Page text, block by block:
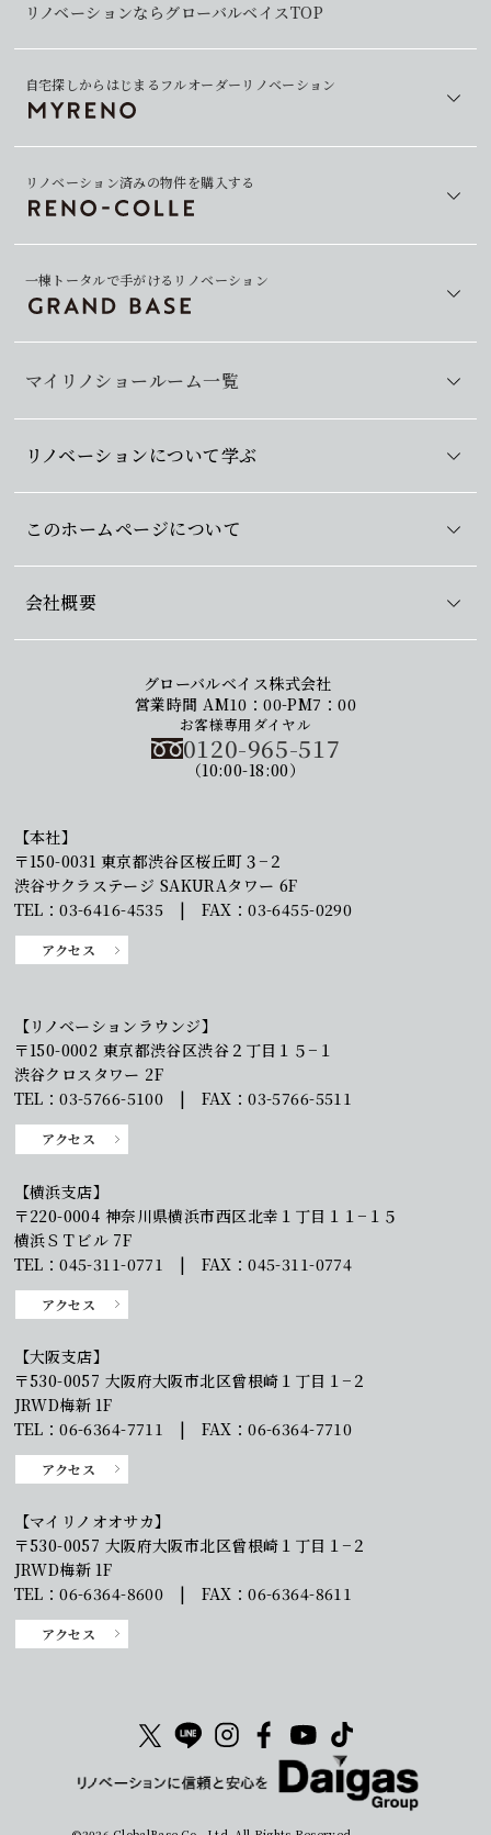
リノベーションならグローバルベイスTOP
自宅探しからはじまるフルオーダーリノベーション
マイリノショールーム一覧
リノベーション済みの物件を購入する
一棟トータルで手がけるリノベーション
リノベーションについて学ぶ
このホームページについて
会社概要
グローバルベイス株式会社
営業時間 AM10：00-PM7：00
お客様専用ダイヤル
0120-965-517
（10:00-18:00）
【本社】
〒150-0031 東京都渋谷区桜丘町３−２
渋谷サクラステージ SAKURAタワー 6F
TEL：03-6416-4535 | FAX：03-6455-0290
アクセス
【リノベーションラウンジ】
〒150-0002 東京都渋谷区渋谷２丁目１５−１
渋谷クロスタワー 2F
TEL：03-5766-5100 | FAX：03-5766-5511
アクセス
【横浜支店】
〒220-0004 神奈川県横浜市西区北幸１丁目１１−１５
横浜ＳＴビル 7F
TEL：045-311-0771 | FAX：045-311-0774
アクセス
【大阪支店】
〒530-0057 大阪府大阪市北区曾根崎１丁目１−２
JRWD梅新 1F
TEL：06-6364-7711 | FAX：06-6364-7710
アクセス
【マイリノオオサカ】
〒530-0057 大阪府大阪市北区曾根崎１丁目１−２
JRWD梅新 1F
TEL：06-6364-8600 | FAX：06-6364-8611
アクセス